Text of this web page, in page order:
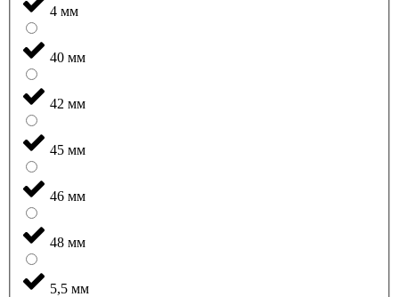
4 мм
40 мм
42 мм
45 мм
46 мм
48 мм
5,5 мм